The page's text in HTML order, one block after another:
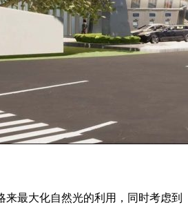
来最大化自然光的利用，同时考虑到